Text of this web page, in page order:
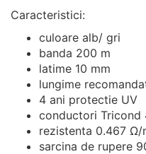
Caracteristici:
culoare alb/ gri
banda 200 m
latime 10 mm
lungime
4 ani protectie UV
conductori Tricond
rezistenta 0.467 Ω/
sarcina de rupere